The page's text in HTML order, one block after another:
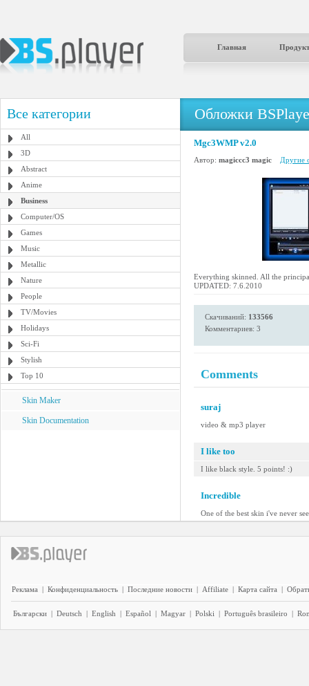
Главная
Все категории
All
3D
Abstract
Anime
Business
Computer/OS
Games
Music
Metallic
Nature
People
TV/Movies
Holidays
Sci-Fi
Stylish
Top 10
Skin Maker
Skin Documentation
Обложки
Mgc3WMP v2.0
Автор: magiccc3 magic Другие
Everything skinned. All the
UPDATED: 7.6.2010
Скачиваний: 133566
Комментариев: 3
Comments
suraj
video & mp3 player
I like too
I like black style. 5 points! :)
Incredible
One of the best skin i've never
Реклама | Конфиденциальность | Последние новости | Affiliate | Карта сайта |
Български | Deutsch | English | Español | Magyar | Polski | Português brasileiro |